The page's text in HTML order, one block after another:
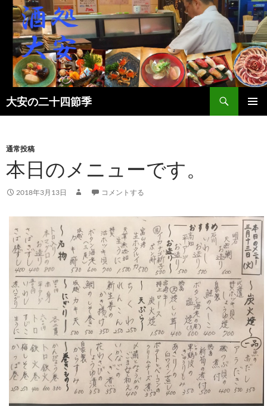
大安の二十四節季
検
索
ン
へ
キ
通常投稿
本日のメニューです。
2018年3月13日 コメントする